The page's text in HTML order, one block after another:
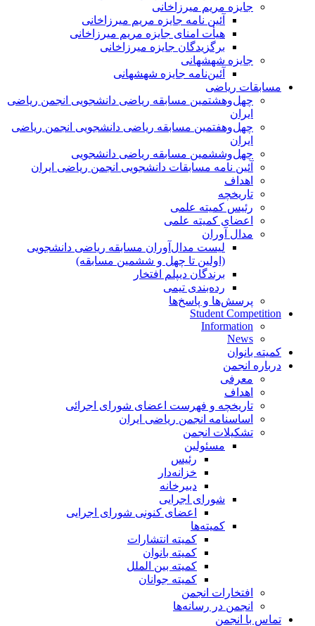
جایزه مریم میرزاخانی
آئین نامه جایزه مریم میرزاخانی
هیأت امنای جایزه مریم میرزاخانی
برگزیدگان جایزه میرزاخانی
جایزه شهشهانی
آئین‌نامه جایزه شهشهانی
مسابقات ریاضی
چهل‌و‌هشتمین مسابقه ریاضی دانشجویی انجمن ریاضی
ایران
چهل‌و‌هفتمین مسابقه ریاضی دانشجویی انجمن ریاضی
ایران
چهل‌و‌ششمین مسابقه ریاضی دانشجویی
آئین نامه مسابقات دانشجویی انجمن ریاضی ایران
اهداف
تاریخچه
رئیس کمیته علمی
اعضای کمیته علمی
مدال آوران
لیست مدال‌آوران مسابقه ریاضی دانشجویی
(اولین تا چهل‌ و ششمین مسابقه)
برندگان دیپلم افتخار
رده‌بندی تیمی
پرسش‌ها و پاسخ‌ها
Student Competition
Information
News
کمیته بانوان
درباره انجمن
معرفی
اهداف
تاریخچه و فهرست اعضای شورای اجرائی
اساسنامه انجمن ریاضی ایران
تشکیلات انجمن
مسئولین
رئیس
خزانه‌دار
دبیرخانه
شورای اجرایی
اعضای کنونی شورای اجرایی
کمیته‌ها
کمیته انتشارات
کمیته بانوان
کمیته بین الملل
کمیته جوانان
افتخارات انجمن
انجمن در رسانه‌ها
تماس با انجمن